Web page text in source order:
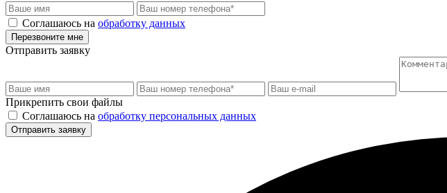
Соглашаюсь на обработку данных
Перезвоните мне
Отправить заявку
Прикрепить свои файлы
Соглашаюсь на обработку персональных данных
Отправить заявку